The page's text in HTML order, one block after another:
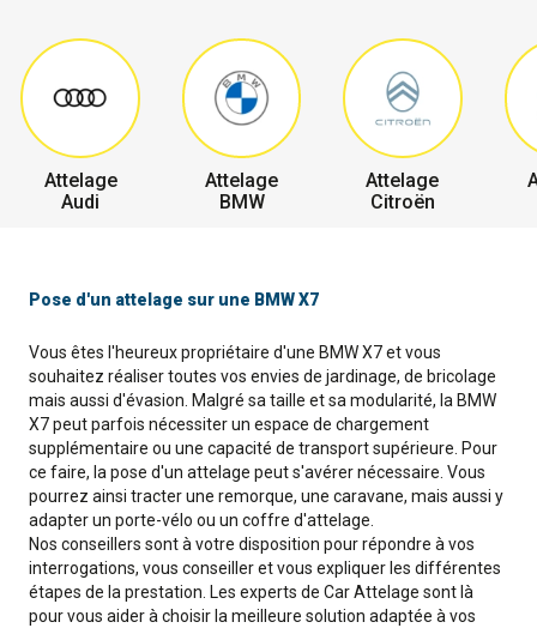
Attelage
Audi
Attelage
BMW
Attelage
Citroën
Pose d'un attelage sur une BMW X7
Vous êtes l'heureux propriétaire d'une BMW X7 et vous
souhaitez réaliser toutes vos envies de jardinage, de bricolage
mais aussi d'évasion. Malgré sa taille et sa modularité, la BMW
X7 peut parfois nécessiter un espace de chargement
supplémentaire ou une capacité de transport supérieure. Pour
ce faire, la pose d'un attelage peut s'avérer nécessaire. Vous
pourrez ainsi tracter une remorque, une caravane, mais aussi y
adapter un porte-vélo ou un coffre d'attelage.
Nos conseillers sont à votre disposition pour répondre à vos
interrogations, vous conseiller et vous expliquer les différentes
étapes de la prestation. Les experts de Car Attelage sont là
pour vous aider à choisir la meilleure solution adaptée à vos